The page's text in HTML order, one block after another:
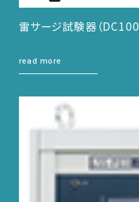
RF関連
EMCソリ
雷サージ試験器（
read more